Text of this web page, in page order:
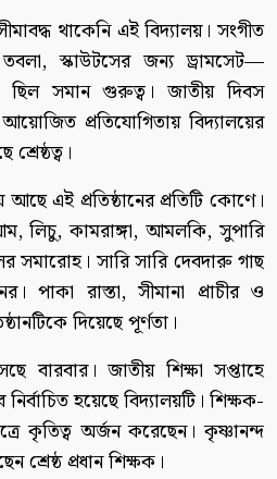
থাকেনি এই বিদ্যালয়। সংগীত
স্কাউটসের জন্য ড্রামসেট—
ছিল সমান গুরুত্ব। জাতীয় দিবস
প্রতিযোগিতায় বিদ্যালয়ের
শ্রেষ্ঠত্ব।
এই প্রতিষ্ঠানের প্রতিটি কোণে।
লিচু, কামরাঙ্গা, আমলকি, সুপারি
সমারোহ। সারি সারি দেবদারু গাছ
পাকা রাস্তা, সীমানা প্রাচীর ও
দিয়েছে পূর্ণতা।
বারবার। জাতীয় শিক্ষা সপ্তাহে
নির্বাচিত হয়েছে বিদ্যালয়টি। শিক্ষক-
কৃতিত্ব অর্জন করেছেন। কৃষ্ণানন্দ
শ্রেষ্ঠ প্রধান শিক্ষক।